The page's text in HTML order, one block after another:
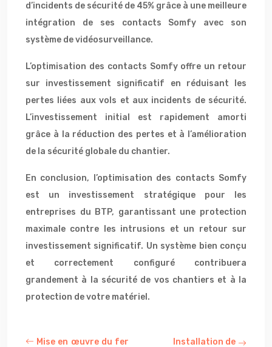
d’incidents de sécurité de 45% grâce à une meilleure
intégration de ses contacts Somfy avec son
système de vidéosurveillance.
L’optimisation des contacts Somfy offre un retour
sur investissement significatif en réduisant les
pertes liées aux vols et aux incidents de sécurité.
L’investissement initial est rapidement amorti
grâce à la réduction des pertes et à l’amélioration
de la sécurité globale du chantier.
En conclusion, l’optimisation des contacts Somfy
est un investissement stratégique pour les
entreprises du BTP, garantissant une protection
maximale contre les intrusions et un retour sur
investissement significatif. Un système bien conçu
et correctement configuré contribuera
grandement à la sécurité de vos chantiers et à la
protection de votre matériel.
Mise en œuvre du fer
Installation de